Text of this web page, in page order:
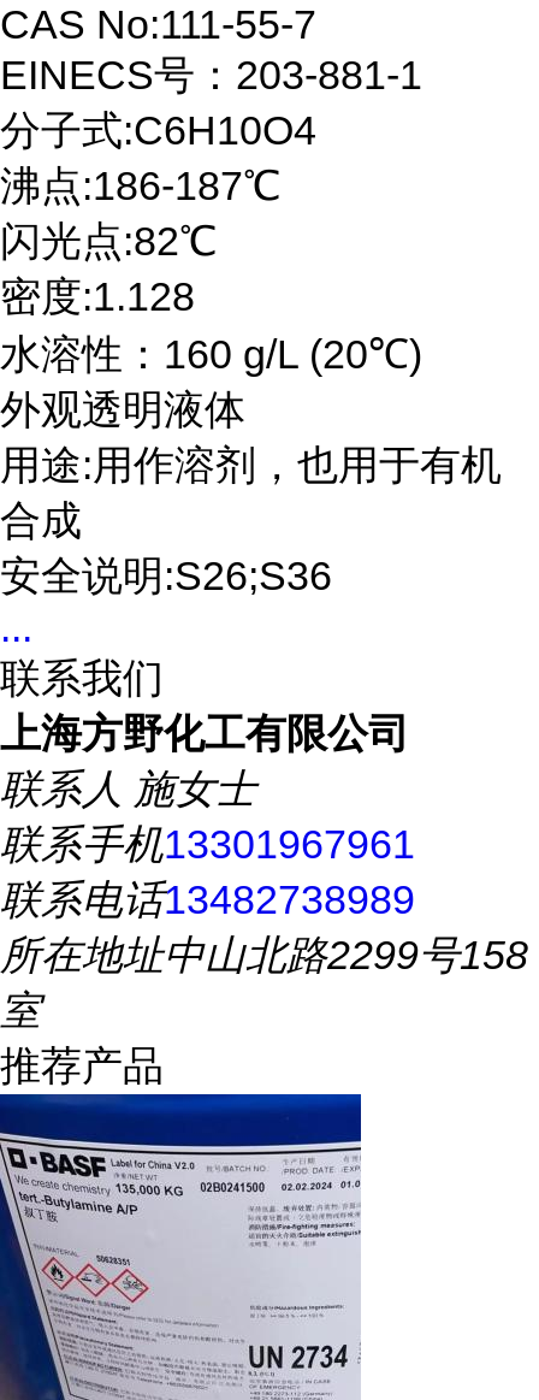
CAS No:111-55-7
EINECS号：203-881-1
分子式:C6H10O4
沸点:186-187℃
闪光点:82℃
密度:1.128
水溶性：160 g/L (20℃)
外观透明液体
用途:用作溶剂，也用于有机
合成
安全说明:S26;S36
...
联系我们
上海方野化工有限公司
联系人 施女士
联系手机13301967961
联系电话13482738989
所在地址中山北路2299号158
室
推荐产品